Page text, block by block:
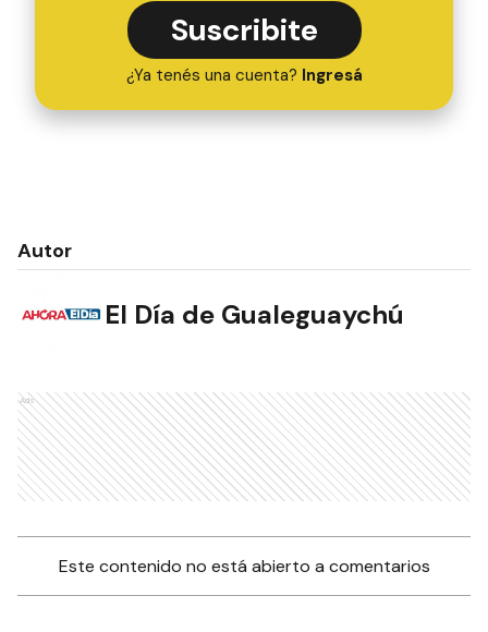
Suscribite
¿Ya tenés una cuenta? Ingresá
Autor
El Día de Gualeguaychú
Ads
Este contenido no está abierto a comentarios